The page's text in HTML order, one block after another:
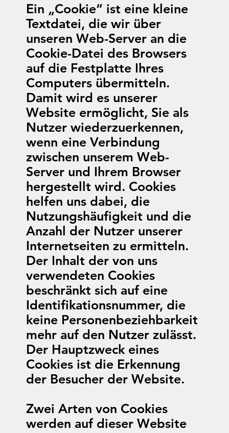
Ein „Cookie“ ist eine kleine
Textdatei, die wir über
unseren Web-Server an die
Cookie-Datei des Browsers
auf die Festplatte Ihres
Computers übermitteln.
Damit wird es unserer
Website ermöglicht, Sie als
Nutzer wiederzuerkennen,
wenn eine Verbindung
zwischen unserem Web-
Server und Ihrem Browser
hergestellt wird. Cookies
helfen uns dabei, die
Nutzungshäufigkeit und die
Anzahl der Nutzer unserer
Internetseiten zu ermitteln.
Der Inhalt der von uns
verwendeten Cookies
beschränkt sich auf eine
Identifikationsnummer, die
keine Personenbeziehbarkeit
mehr auf den Nutzer zulässt.
Der Hauptzweck eines
Cookies ist die Erkennung
der Besucher der Website.
Zwei Arten von Cookies
werden auf dieser Website